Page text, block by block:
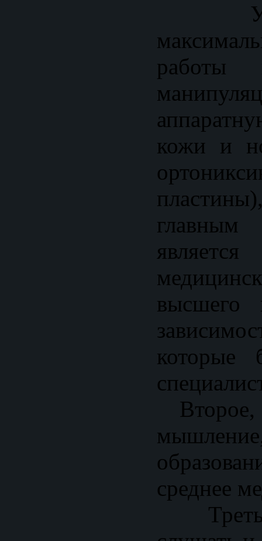
работы
кожи и
высшего
которые
Второе,
среднее